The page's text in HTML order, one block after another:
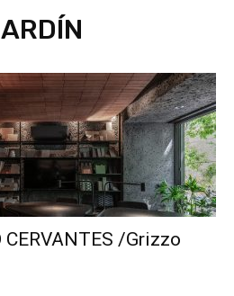
CERVANTES /Grizzo